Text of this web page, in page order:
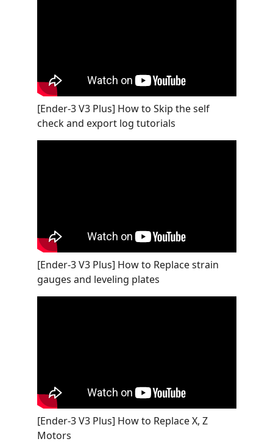
[Ender-3 V3 Plus] How to Skip the self
check and export log tutorials
[Ender-3 V3 Plus] How to Replace strain
gauges and leveling plates
[Ender-3 V3 Plus] How to Replace X, Z
Motors